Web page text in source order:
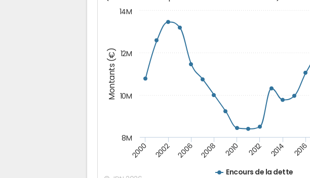
Montants (€)
Encours de la dette
2000 2002 2006 2008 2010 2012 2014 2016
8M
10M
12M
14M